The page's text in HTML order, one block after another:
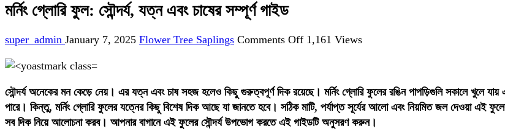
মর্নিং গ্লোরি ফুল: সৌন্দর্য, যত্ন এবং চাষের সম্পূর্ণ গাইড
super_admin January 7, 2025 Flower Tree Saplings Comments Offon
সৌন্দর্য,
যত্ন
এবং
1,161 Views
সৌন্দর্য অনেকের মন কেড়ে নেয়। এর যত্ন এবং চাষ সহজ হলেও কিছু গুরুত্বপূর্ণ দিক রয়েছে। মর্নিং গ্লোরি ফুলের রঙিন পাপড়িগুলি সকালে খুলে
পারে। কিন্তু, মর্নিং গ্লোরি ফুলের যত্নের কিছু বিশেষ দিক আছে যা জানতে হবে। সঠিক মাটি, পর্যাপ্ত সূর্যের আলো এবং নিয়মিত জল দেওয়া এই
সব দিক নিয়ে আলোচনা করব। আপনার বাগানে এই ফুলের সৌন্দর্য উপভোগ করতে এই গাইডটি অনুসরণ করুন।